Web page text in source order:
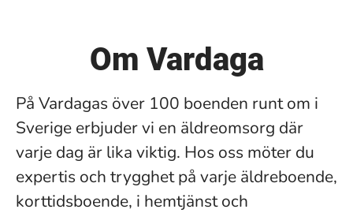
Om Vardaga
På Vardagas över 100 boenden runt om i
Sverige erbjuder vi en äldreomsorg där
varje dag är lika viktig. Hos oss möter du
expertis och trygghet på varje äldreboende,
korttidsboende, i hemtjänst och